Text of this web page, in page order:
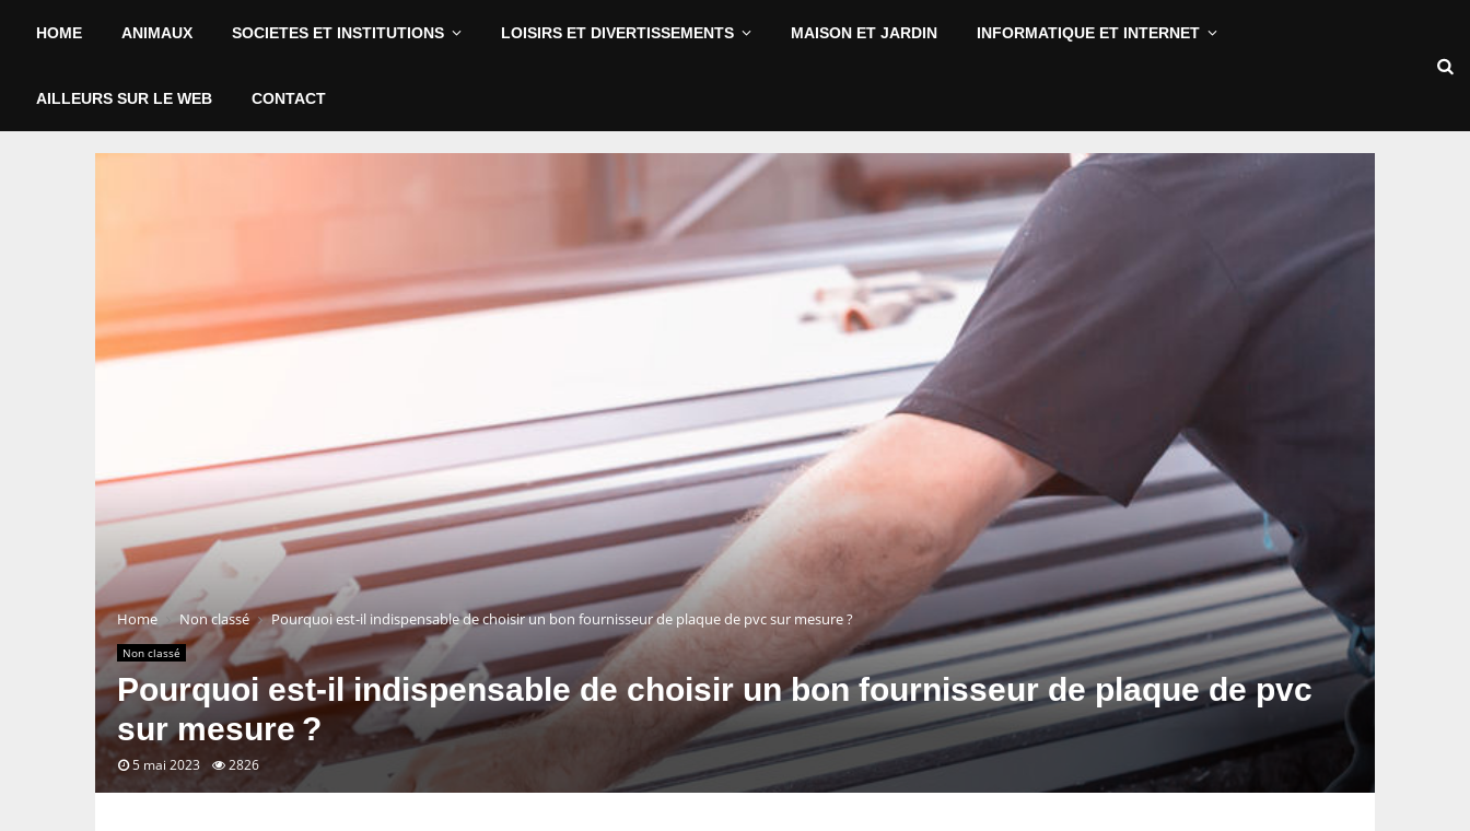
HOME ANIMAUX SOCIETES ET INSTITUTIONS LOISIRS ET DIVERTISSEMENTS MAISON ET JARDIN INFORMATIQUE ET INTERNET
AILLEURS SUR LE WEB CONTACT
Home Non classé Pourquoi est-il indispensable de choisir un bon fournisseur de plaque de pvc sur mesure ?
Non classé
Pourquoi est-il indispensable de choisir un bon fournisseur de plaque de pvc
sur mesure ?
5 mai 2023 2826